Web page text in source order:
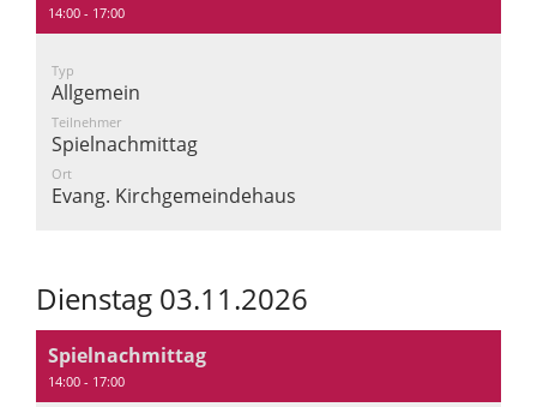
14:00 - 17:00
Typ
Allgemein
Teilnehmer
Spielnachmittag
Ort
Evang. Kirchgemeindehaus
Dienstag 03.11.2026
Spielnachmittag
14:00 - 17:00